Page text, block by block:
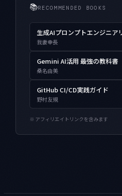
📚RECOMMENDED BOOKS
我妻幸長
Gemini AI活用 最強の教科書
桑名由美
GitHub CI/CD実践ガイド
野村友規
※ アフィリエイトリンクを含みます